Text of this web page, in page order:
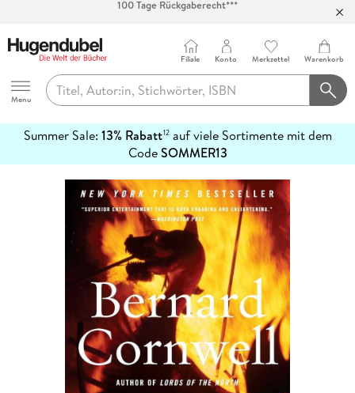
Abholung in über 100 Filialen
Hugendubel
Menu
Filiale Konto Merkzettel Warenkorb
Summer Sale: 13% Rabatt12auf viele Sortimente mit dem
CodeSOMMER13
erfahren